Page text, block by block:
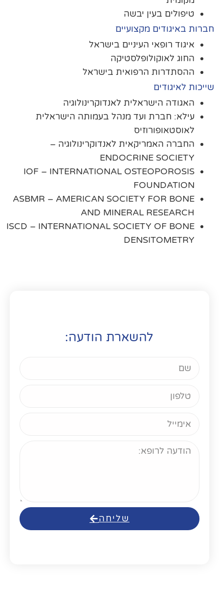
טיפולים בעין יבשה
באיגודים מקצועיים
איגוד רופאי העיניים בישראל
החוג לאוקולופלסטיקה
ההסתדרות הרפואית בישראל
לאיגודים
האגודה הישראלית לאנדוקרינולוגיה
עילא: חברת ועד מנהל בעמותה הישראלית
לאוסטאופורוזיס
החברה האמריקאית לאנדוקרינולוגיה –
ENDOCRINE SOCIETY
IOF – INTERNATIONAL OSTEOPOROSIS
FOUNDATION
ASBMR – AMERICAN SOCIETY FOR BONE
AND MINERAL RESEARCH
ISCD – INTERNATIONAL SOCIETY OF BONE
DENSITOMETRY
להשארת הודעה:
שליחה